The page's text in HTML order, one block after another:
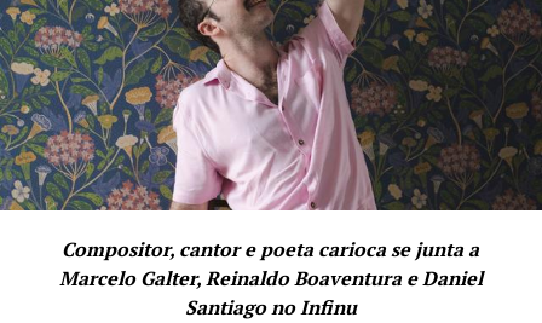
Compositor, cantor e poeta carioca se junta a
Marcelo Galter, Reinaldo Boaventura e Daniel
Santiago no Infinu